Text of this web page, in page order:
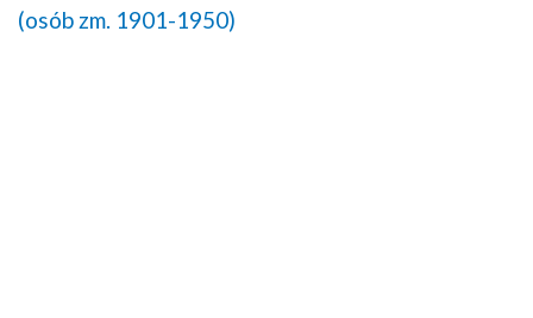
(osób zm. 1901-1950)